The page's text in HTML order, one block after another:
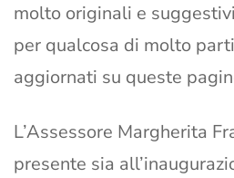
molto originali e
per qualcosa di molto
aggiornati su queste
L’Assessore Margherita
presente sia